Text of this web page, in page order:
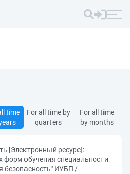
time
For all time by
quarters
For all time
by months
[Электронный ресурс]:
форм обучения специальности
безопасность" ИУБП /